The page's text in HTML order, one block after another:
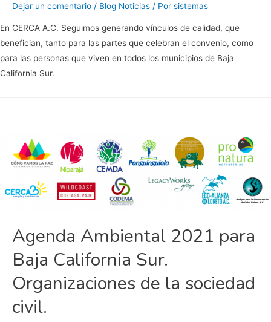
Dejar un comentario / Blog Noticias / Por sistemas
En CERCA A.C. Seguimos generando vínculos de calidad, que
benefician, tanto para las partes que celebran el convenio, como
para las personas que viven en todos los municipios de Baja
California Sur.
Agenda Ambiental 2021 para
Baja California Sur.
Organizaciones de la sociedad
civil.